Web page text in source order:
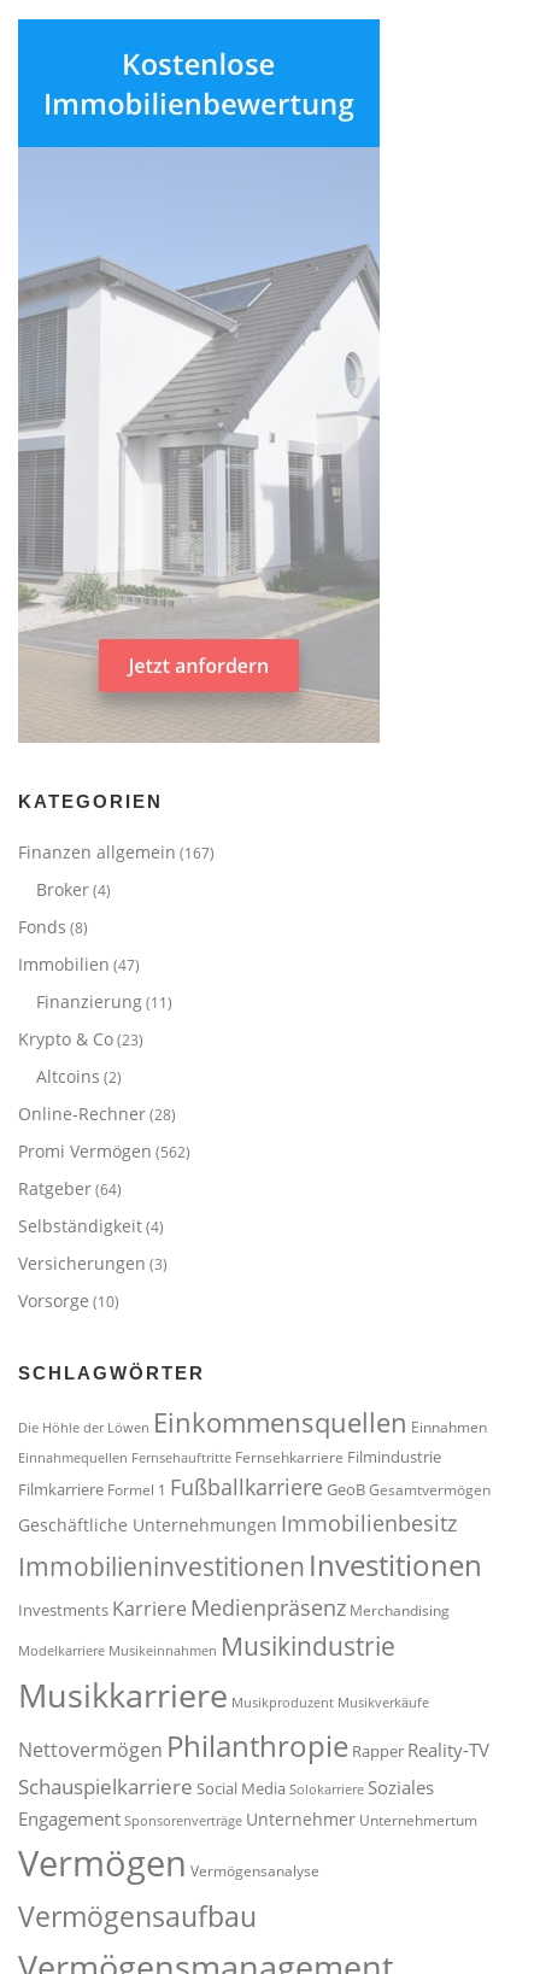
KATEGORIEN
Finanzen allgemein (167)
Broker(4)
Fonds (8)
Immobilien (47)
Finanzierung(11)
Krypto & Co(23)
Altcoins (2)
Online-Rechner(28)
Promi Vermögen (562)
Ratgeber(64)
Selbständigkeit(4)
Versicherungen (3)
Vorsorge (10)
SCHLAGWÖRTER
Die Höhle der Löwen Einkommensquellen Einnahmen
Einnahmequellen Fernsehauftritte Fernsehkarriere Filmindustrie
Filmkarriere Formel 1 Fußballkarriere GeoBGesamtvermögen
Geschäftliche Unternehmungen Immobilienbesitz
Immobilieninvestitionen Investitionen
Investments Karriere Medienpräsenz Merchandising
Modelkarriere Musikeinnahmen Musikindustrie
Musikkarriere Musikproduzent Musikverkäufe
Nettovermögen Philanthropie Rapper Reality-TV
Schauspielkarriere Social Media Solokarriere Soziales
Engagement Sponsorenverträge Unternehmer Unternehmertum
Vermögen Vermögensanalyse
Vermögensaufbau